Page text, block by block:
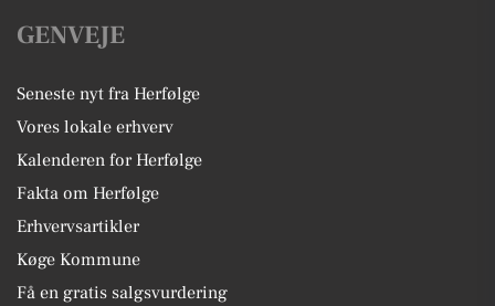
GENVEJE
Seneste nyt fra Herfølge
Vores lokale erhverv
Kalenderen for Herfølge
Fakta om Herfølge
Erhvervsartikler
Køge Kommune
Få en gratis salgsvurdering